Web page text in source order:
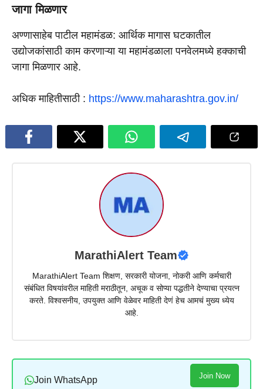
जागा मिळणार
अण्णासाहेब पाटील महामंडळ: आर्थिक मागास घटकातील
उद्योजकांसाठी काम करणाऱ्या या महामंडळाला पनवेलमध्ये हक्काची
जागा मिळणार आहे.
अधिक माहितीसाठी : https://www.maharashtra.gov.in/
MarathiAlert Team
MarathiAlert Team शिक्षण, सरकारी योजना, नोकरी आणि कर्मचारी
संबंधित विषयांवरील माहिती मराठीतून, अचूक व सोप्या पद्धतीने देण्याचा प्रयत्न
करते. विश्वसनीय, उपयुक्त आणि वेळेवर माहिती देणं हेच आमचं मुख्य ध्येय
आहे.
Join WhatsApp Join Now